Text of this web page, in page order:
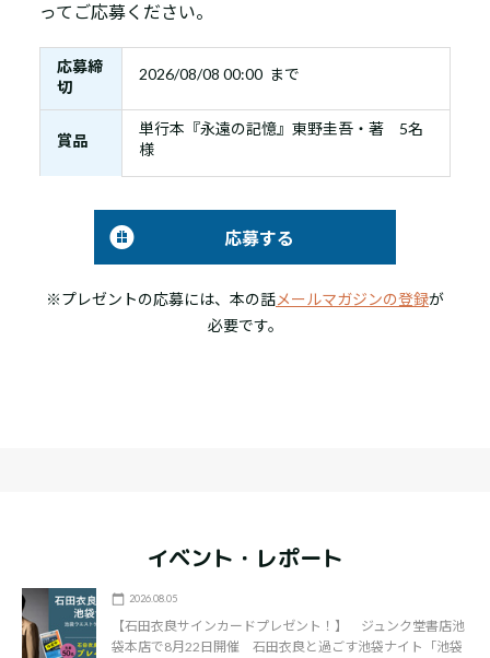
ってご応募ください。
応募締
切
2026/08/08 00:00 まで
賞品
単行本『永遠の記憶』東野圭吾・著 5名
様
応募する
※プレゼントの応募には、本の話メールマガジンの登録が
必要です。
イベント・レポート
2026.08.05
【石田衣良サインカードプレゼント！】 ジュンク堂書店池
袋本店で8月22日開催 石田衣良と過ごす池袋ナイト「池袋